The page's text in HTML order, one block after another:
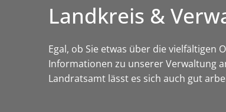
Landkreis &
Egal, ob Sie etwas über die vielfältigen
Informationen zu unserer Verwaltung
Landratsamt lässt es sich auch gut